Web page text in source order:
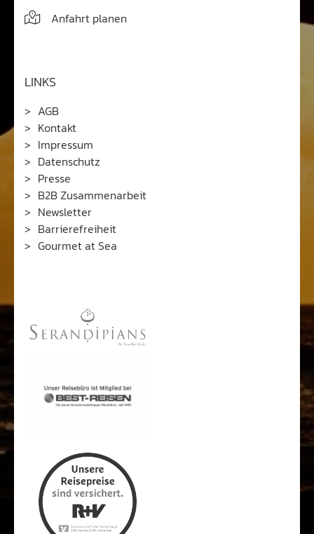
Anfahrt planen
LINKS
AGB
Kontakt
Impressum
Datenschutz
Presse
B2B Zusammenarbeit
Newsletter
Barrierefreiheit
Gourmet at Sea